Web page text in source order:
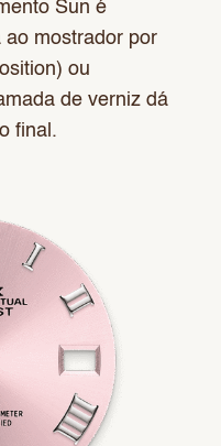
Sun é
ao mostrador por
ou
de verniz dá
final.